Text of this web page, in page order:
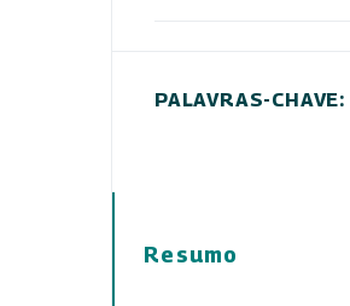
PALAVRAS-CHAVE:
Resumo